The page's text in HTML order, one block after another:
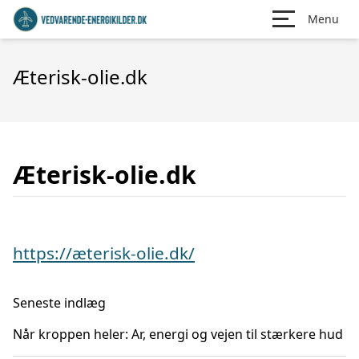
Menu
Æterisk-olie.dk
Æterisk-olie.dk
https://æterisk-olie.dk/
Seneste indlæg
Når kroppen heler: Ar, energi og vejen til stærkere hud